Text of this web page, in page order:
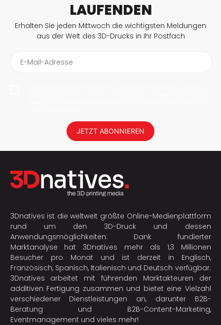
LAUFENDEN
Erhalten Sie jeden Mittwoch die wichtigsten Meldungen
aus der Welt des 3D-Drucks in Ihr Postfach
E-Mail-Adresse
JETZT ABONNIEREN
3Dnatives ist die weltweit größte Online-Medienplattform
rund um den 3D-Druck und dessen
Anwendungsmöglichkeiten. Dank fundierter
Marktanalyse hat 3Dnatives mehr als 1,3 Millionen
Besucher pro Monat und ist derzeit in Englisch,
Französisch, Spanisch, Italienisch und Deutsch verfügbar.
3Dnatives arbeitet mit führenden Marktakteuren der
additiven Fertigung zusammen und bietet eine Vielzahl
verschiedener Dienstleistungen an, darunter B2B-
Beratung und B2B-Content-Marketing,
Eventmanagement und vieles mehr!